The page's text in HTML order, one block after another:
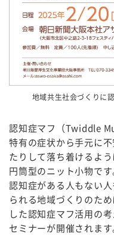
地域共生社会づくりに
認知症マフ（Twiddle
特有の症状から手元に
たりして落ち着けるよ
円筒型のニット小物です
認知症がある人もない
られる地域づくりのた
した認知症マフ活用の
セミナーが開催されます